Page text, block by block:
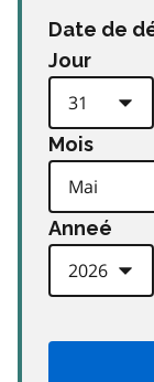
Date de
Jour
Mois
Anneé